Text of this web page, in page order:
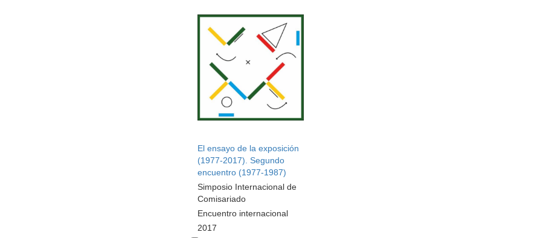
El ensayo de la exposición
(1977-2017). Segundo
encuentro (1977-1987)
Simposio Internacional de
Comisariado
Encuentro internacional
2017